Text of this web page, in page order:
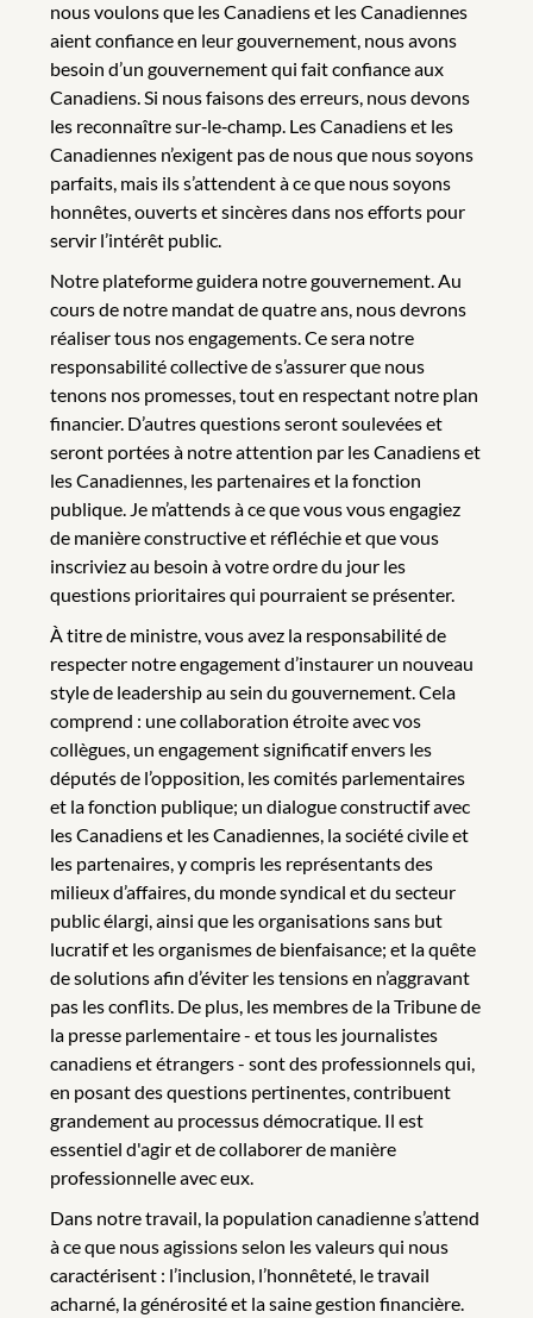
nous voulons que les Canadiens et les Canadiennes
aient confiance en leur gouvernement, nous avons
besoin d’un gouvernement qui fait confiance aux
Canadiens. Si nous faisons des erreurs, nous devons
les reconnaître sur‑le‑champ. Les Canadiens et les
Canadiennes n’exigent pas de nous que nous soyons
parfaits, mais ils s’attendent à ce que nous soyons
honnêtes, ouverts et sincères dans nos efforts pour
servir l’intérêt public.
Notre plateforme guidera notre gouvernement. Au
cours de notre mandat de quatre ans, nous devrons
réaliser tous nos engagements. Ce sera notre
responsabilité collective de s’assurer que nous
tenons nos promesses, tout en respectant notre plan
financier. D’autres questions seront soulevées et
seront portées à notre attention par les Canadiens et
les Canadiennes, les partenaires et la fonction
publique. Je m’attends à ce que vous vous engagiez
de manière constructive et réfléchie et que vous
inscriviez au besoin à votre ordre du jour les
questions prioritaires qui pourraient se présenter.
À titre de ministre, vous avez la responsabilité de
respecter notre engagement d’instaurer un nouveau
style de leadership au sein du gouvernement. Cela
comprend : une collaboration étroite avec vos
collègues, un engagement significatif envers les
députés de l’opposition, les comités parlementaires
et la fonction publique; un dialogue constructif avec
les Canadiens et les Canadiennes, la société civile et
les partenaires, y compris les représentants des
milieux d’affaires, du monde syndical et du secteur
public élargi, ainsi que les organisations sans but
lucratif et les organismes de bienfaisance; et la quête
de solutions afin d’éviter les tensions en n’aggravant
pas les conflits. De plus, les membres de la Tribune de
la presse parlementaire - et tous les journalistes
canadiens et étrangers - sont des professionnels qui,
en posant des questions pertinentes, contribuent
grandement au processus démocratique. Il est
essentiel d'agir et de collaborer de manière
professionnelle avec eux.
Dans notre travail, la population canadienne s’attend
à ce que nous agissions selon les valeurs qui nous
caractérisent : l’inclusion, l’honnêteté, le travail
acharné, la générosité et la saine gestion financière.